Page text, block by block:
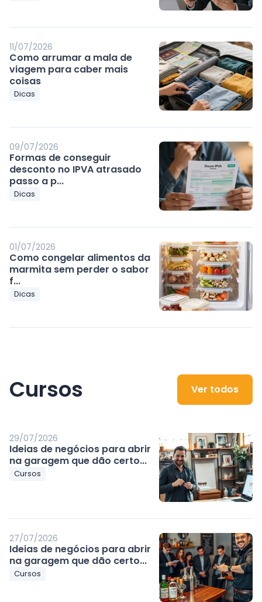
11/07/2026
Como arrumar a mala de
viagem para caber mais
coisas
Dicas
09/07/2026
Formas de conseguir
desconto no IPVA atrasado
passo a p...
Dicas
01/07/2026
Como congelar alimentos da
marmita sem perder o sabor
f...
Dicas
Cursos Ver todos
29/07/2026
Ideias de negócios para abrir
na garagem que dão certo...
Cursos
27/07/2026
Ideias de negócios para abrir
na garagem que dão certo...
Cursos